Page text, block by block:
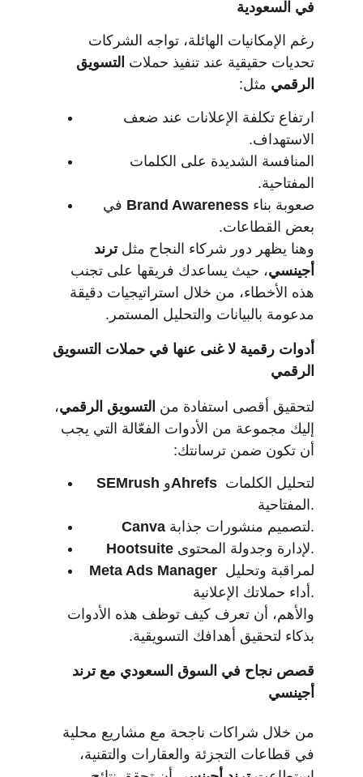
في السعودية
رغم الإمكانيات الهائلة، تواجه الشركات
تحديات حقيقية عند تنفيذ حملات التسويق
الرقمي مثل:
ارتفاع تكلفة الإعلانات عند ضعف
الاستهداف.
المنافسة الشديدة على الكلمات
المفتاحية.
صعوبة بناء Brand Awareness في
بعض القطاعات.
وهنا يظهر دور شركاء النجاح مثل ترند
أجينسي، حيث يساعدك فريقها على تجنب
هذه الأخطاء، من خلال استراتيجيات دقيقة
مدعومة بالبيانات والتحليل المستمر.
أدوات رقمية لا غنى عنها في حملات التسويق
الرقمي
لتحقيق أقصى استفادة من التسويق الرقمي،
إليك مجموعة من الأدوات الفعّالة التي يجب
أن تكون ضمن ترسانتك:
SEMrush وAhrefs
المفتاحية.
Canva
لتصميم منشورات جذابة.
Hootsuite
لإدارة وجدولة المحتوى.
Meta Ads Manager
أداء حملاتك الإعلانية.
والأهم، أن تعرف كيف توظف هذه الأدوات
بذكاء لتحقيق أهدافك التسويقية.
قصص نجاح في السوق السعودي مع ترند
أجينسي
من خلال شراكات ناجحة مع مشاريع محلية
في قطاعات التجزئة والعقارات والتقنية،